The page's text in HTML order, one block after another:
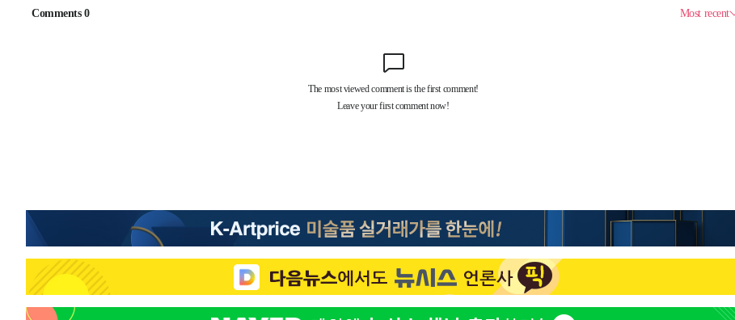
5시간 전 >내일까지 39도 '펄펄'…기상청 "태풍 지나며 폭염 잠시 꺾인다"
축구협회, 15년 전 심판 성 접대 파문에 "현재는 내부 지침 준수"
경찰, '홍명보는 2순위' 결론냈던 스포츠윤리센터도 압수수색
40분 전 >
'낮 최고 39도' 불볕더위…한밤 열대야도 계속[내일날씨]
41분 전 >[속보]7~9일 프로야구 3연전도 폭염 취소…11일 재개
47분 전 >"韓 외환시장 개입 관측 배경엔 美의 대한국 무역적자 있어"
50분 전 >
'월드컵 탈락 후폭풍' 축구협회…초유의 압수수색에 '충격·당황'
52분 전 >서울 낮 37.9도, 올여름 최고치 경신…영등포 순간 '40도'
이승기 측 "차가원 전세금 미
반환은 고도의 사기 수법…엄
벌 원해"
2
일상 공개